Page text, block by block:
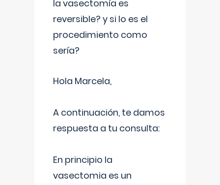
la vasectomía es
reversible? y si lo es el
procedimiento como
sería?
Hola Marcela,
A continuación, te damos
respuesta a tu consulta:
En principio la
vasectomia es un